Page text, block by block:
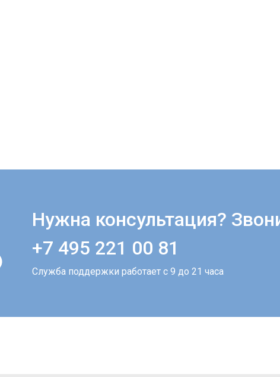
Нужна консультация?
+7 495 221 00 81
Служба поддержки работает с 9 до 21 часа